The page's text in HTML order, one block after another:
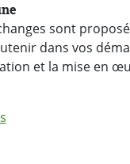
sont
dans vos
et la mise en